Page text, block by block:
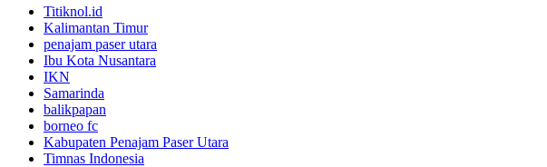
Titiknol.id
Kalimantan Timur
penajam paser utara
Ibu Kota Nusantara
IKN
Samarinda
balikpapan
borneo fc
Kabupaten Penajam Paser Utara
Timnas Indonesia